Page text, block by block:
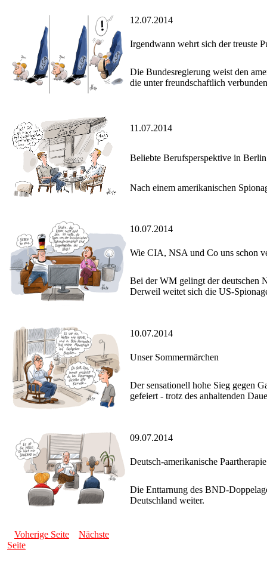
12.07.2014
Irgendwann wehrt sich der treuste
Die Bundesregierung weist den
die unter freundschaftlich
11.07.2014
Beliebte Berufsperspektive in Berlin
Nach einem amerikanischen
10.07.2014
Wie CIA, NSA und Co uns schon
Bei der WM gelingt der deutschen
Derweil weitet sich die US-
10.07.2014
Unser Sommermärchen
Der sensationell hohe Sieg gegen
gefeiert - trotz des anhaltenden
09.07.2014
Deutsch-amerikanische Paartherapie
Die Enttarnung des BND-
Deutschland weiter.
Voherige Seite
Nächste
Seite